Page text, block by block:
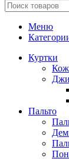
Меню
Куртки
Пальто